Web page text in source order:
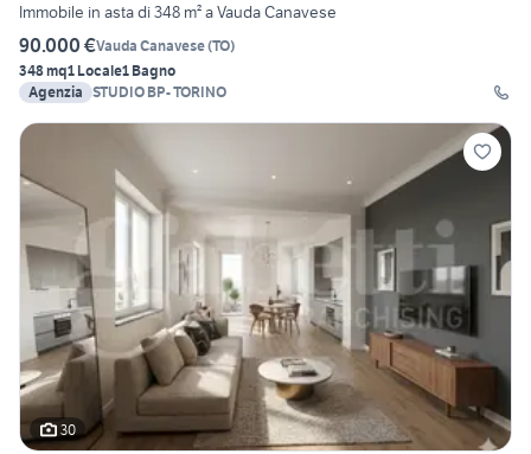
Immobile in asta di 348 m² a Vauda Canavese
90.000 €Vauda Canavese(TO)
348 mq1 Locale1 Bagno
Agenzia STUDIO BP- TORINO
30